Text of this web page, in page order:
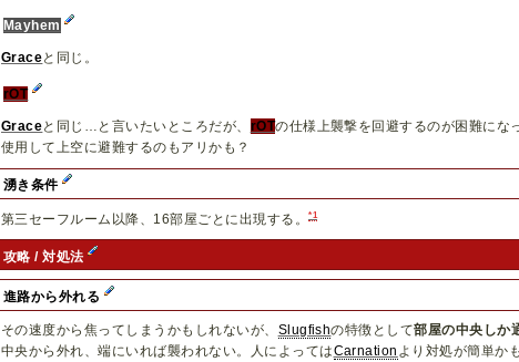
Mayhem
Graceと同じ。
rOT
Graceと同じ…と言いたいところだが、 rOTの仕様上襲撃を回避するのが困難にな
使用して上空に避難するのもアリかも？
湧き条件
第三セーフルーム以降、16部屋ごとに出現する。*1
攻略 / 対処法
進路から外れる
その速度から焦ってしまうかもしれないが、 Slugfishの特徴として部屋の中央しか
中央から外れ、端にいれば襲われない。人によってはCarnation より対処が簡単か